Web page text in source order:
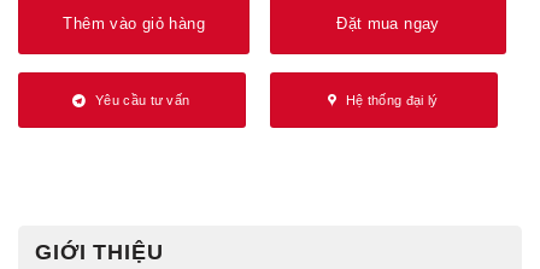
Thêm vào giỏ hàng Đặt mua ngay
Yêu cầu tư vấn Hệ thống đại lý
GIỚI THIỆU